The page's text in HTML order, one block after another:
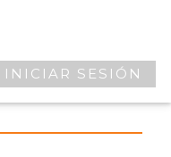
INICIAR SESIÓN